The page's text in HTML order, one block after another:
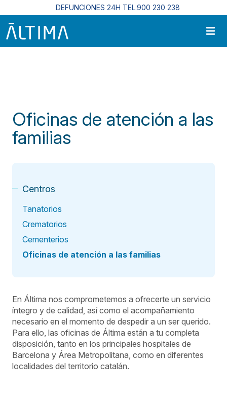
Pasar al contenido principal
DEFUNCIONES 24H TEL.900 230 238
Oficinas de atención a las
familias
Centros
Tanatorios
Crematorios
Cementerios
Oficinas de atención a las familias
En Áltima nos comprometemos a ofrecerte un servicio
íntegro y de calidad, así como el acompañamiento
necesario en el momento de despedir a un ser querido.
Para ello, las oficinas de Áltima están a tu completa
disposición, tanto en los principales hospitales de
Barcelona y Área Metropolitana, como en diferentes
localidades del territorio catalán.